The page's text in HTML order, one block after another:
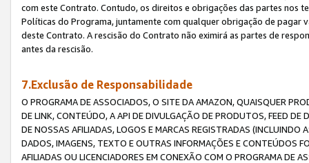
com este Contrato. Contudo, os direitos e obrigações das partes nos
Políticas do Programa, juntamente com qualquer obrigação de
deste Contrato. A rescisão do Contrato não eximirá as partes de
antes da rescisão.
7.Exclusão de Responsabilidade
O PROGRAMA DE ASSOCIADOS, O SITE DA AMAZON, QUAISQUER
DE LINK, CONTEÚDO, A API DE DIVULGAÇÃO DE PRODUTOS, FEED
DE NOSSAS AFILIADAS, LOGOS E MARCAS REGISTRADAS
DADOS, IMAGENS, TEXTO E OUTRAS INFORMAÇÕES E CONTEÚDOS
AFILIADAS OU LICENCIADORES EM CONEXÃO COM O PROGRAMA DE